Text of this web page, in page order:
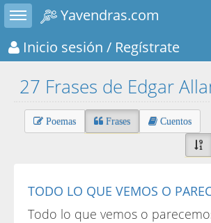
Toggle sidebar
Yavendras.com
Inicio sesión / Regístrate
27 Frases de Edgar
Poemas Frases Cuentos
TODO LO QUE VEMOS O
Todo lo que vemos o